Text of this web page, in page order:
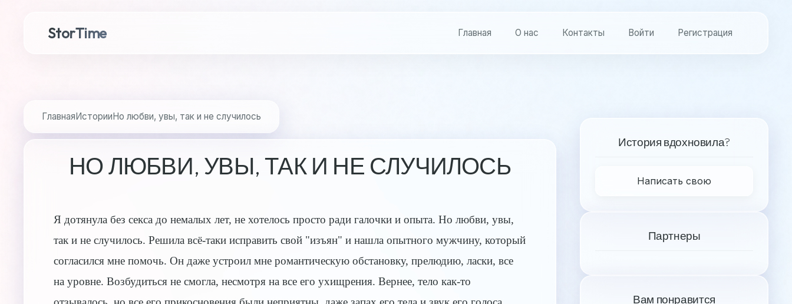
StorTime Главная О нас Контакты Войти Регистрация
ГлавнаяИсторииНо любви, увы, так и не случилось
НО ЛЮБВИ, УВЫ, ТАК И НЕ СЛУЧИЛОСЬ
Я дотянула без секса до немалых лет, не хотелось просто ради галочки и опыта. Но любви, увы,
так и не случилось. Решила всё-таки исправить свой "изъян" и нашла опытного мужчину, который
согласился мне помочь. Он даже устроил мне романтическую обстановку, прелюдию, ласки, все
на уровне. Возбудиться не смогла, несмотря на все его ухищрения. Вернее, тело как-то
История вдохновила?
Написать свою
Партнеры
Вам понравится